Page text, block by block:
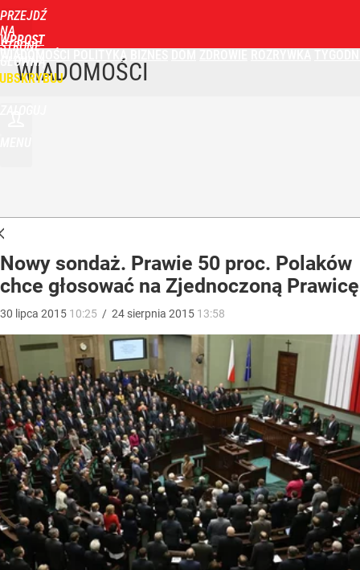
PRZEJDŹ
NA
STRONĘ
GŁÓWNĄ
WPROST
POLITYKA
WIADOMOŚCI
Nowy sondaż. Prawie 50 proc. Polaków
chce głosować na Zjednoczoną Prawicę
30 lipca 2015 10:25 / 24 sierpnia 2015 13:58